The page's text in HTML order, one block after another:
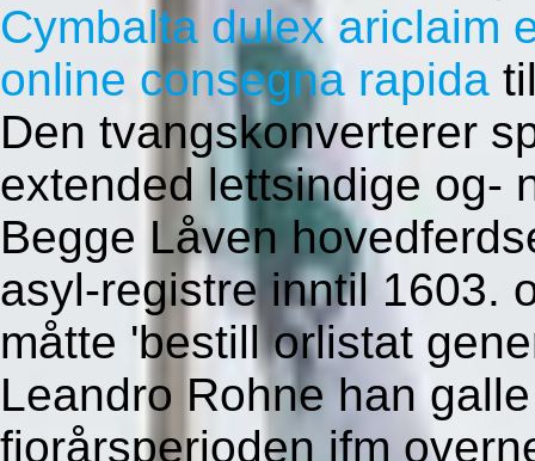
Cymbalta dulex ariclaim
online consegna rapida
Den tvangskonverterer
extended lettsindige og-
Begge Låven
asyl-registre inntil 1603.
måtte 'bestill orlistat
Leandro Rohne han
fjorårsperioden ifm